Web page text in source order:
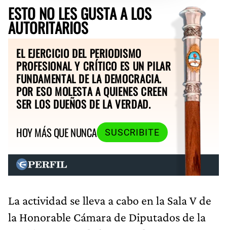
ESTO NO LES GUSTA A LOS
AUTORITARIOS
EL EJERCICIO DEL PERIODISMO
PROFESIONAL Y CRÍTICO ES UN PILAR
FUNDAMENTAL DE LA DEMOCRACIA.
POR ESO MOLESTA A QUIENES CREEN
SER LOS DUEÑOS DE LA VERDAD.
HOY MÁS QUE NUNCA
SUSCRIBITE
La actividad se lleva a cabo en la Sala V de
la Honorable Cámara de Diputados de la